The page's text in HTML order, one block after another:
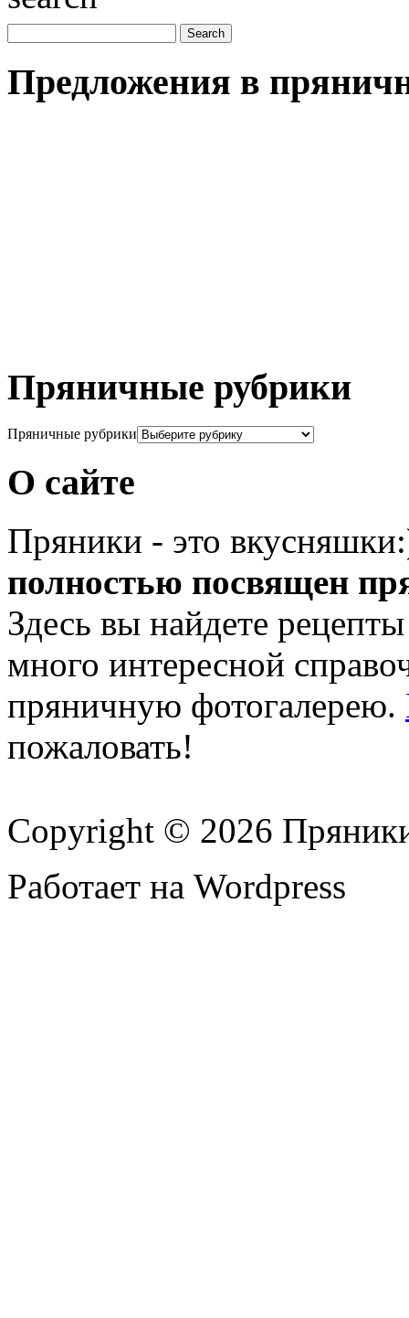
Предложения в
Пряничные рубрики
Пряничные рубрики
О сайте
Пряники - это
полностью посвящен
Здесь вы найдете
много интересной
пряничную фотогалерею.
пожаловать!
Copyright © 2026
Работает на Wordpress